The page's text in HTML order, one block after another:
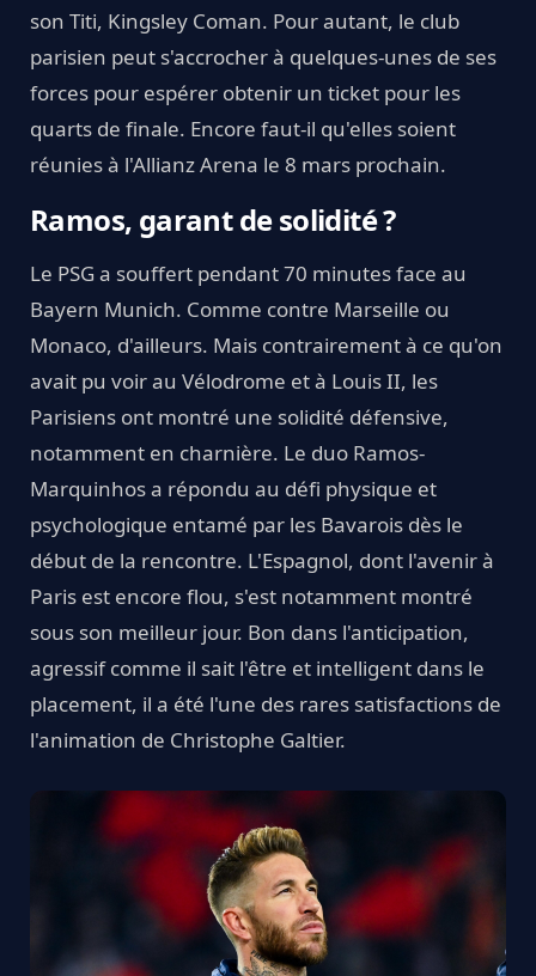
son Titi, Kingsley Coman. Pour autant, le club
parisien peut s'accrocher à quelques-unes de ses
forces pour espérer obtenir un ticket pour les
quarts de finale. Encore faut-il qu'elles soient
réunies à l'Allianz Arena le 8 mars prochain.
Ramos, garant de solidité ?
Le PSG a souffert pendant 70 minutes face au
Bayern Munich. Comme contre Marseille ou
Monaco, d'ailleurs. Mais contrairement à ce qu'on
avait pu voir au Vélodrome et à Louis II, les
Parisiens ont montré une solidité défensive,
notamment en charnière. Le duo Ramos-
Marquinhos a répondu au défi physique et
psychologique entamé par les Bavarois dès le
début de la rencontre. L'Espagnol, dont l'avenir à
Paris est encore flou, s'est notamment montré
sous son meilleur jour. Bon dans l'anticipation,
agressif comme il sait l'être et intelligent dans le
placement, il a été l'une des rares satisfactions de
l'animation de Christophe Galtier.